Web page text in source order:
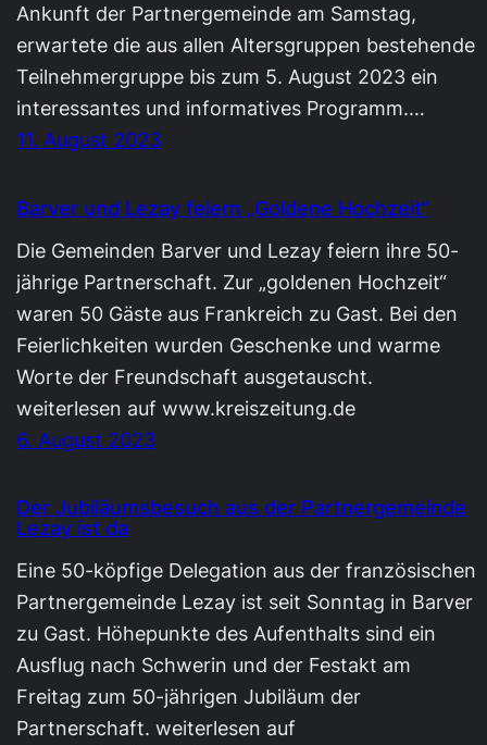
Ankunft der Partnergemeinde am Samstag,
erwartete die aus allen Altersgruppen bestehende
Teilnehmergruppe bis zum 5. August 2023 ein
interessantes und informatives Programm.…
11. August 2023
Barver und Lezay feiern „Goldene Hochzeit“
Die Gemeinden Barver und Lezay feiern ihre 50-
jährige Partnerschaft. Zur „goldenen Hochzeit“
waren 50 Gäste aus Frankreich zu Gast. Bei den
Feierlichkeiten wurden Geschenke und warme
Worte der Freundschaft ausgetauscht.
weiterlesen auf www.kreiszeitung.de
6. August 2023
Der Jubiläumsbesuch aus der Partnergemeinde
Lezay ist da
Eine 50-köpfige Delegation aus der französischen
Partnergemeinde Lezay ist seit Sonntag in Barver
zu Gast. Höhepunkte des Aufenthalts sind ein
Ausflug nach Schwerin und der Festakt am
Freitag zum 50-jährigen Jubiläum der
Partnerschaft. weiterlesen auf